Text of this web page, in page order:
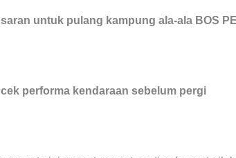
saran untuk pulang kampung ala-ala BOS
cek performa kendaraan sebelum pergi